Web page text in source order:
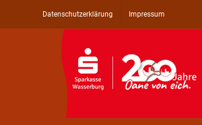
Datenschutzerklärung Impressum